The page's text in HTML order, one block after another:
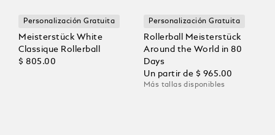
Personalización Gratuita
Meisterstück White
Classique Rollerball
$ 805.00
Personalización Gratuita
Rollerball Meisterstück
Around the World in 80
Days
Un partir de $ 965.00
Más tallas disponibles